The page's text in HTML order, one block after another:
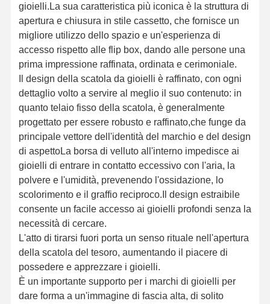
gioielli.La sua caratteristica più iconica è la struttura di
apertura e chiusura in stile cassetto, che fornisce un
migliore utilizzo dello spazio e un'esperienza di
accesso rispetto alle flip box, dando alle persone una
prima impressione raffinata, ordinata e cerimoniale.
Il design della scatola da gioielli è raffinato, con ogni
dettaglio volto a servire al meglio il suo contenuto: in
quanto telaio fisso della scatola, è generalmente
progettato per essere robusto e raffinato,che funge da
principale vettore dell'identità del marchio e del design
di aspettoLa borsa di velluto all'interno impedisce ai
gioielli di entrare in contatto eccessivo con l'aria, la
polvere e l'umidità, prevenendo l'ossidazione, lo
scolorimento e il graffio reciproco.Il design estraibile
consente un facile accesso ai gioielli profondi senza la
necessità di cercare.
L'atto di tirarsi fuori porta un senso rituale nell'apertura
della scatola del tesoro, aumentando il piacere di
possedere e apprezzare i gioielli.
È un importante supporto per i marchi di gioielli per
dare forma a un'immagine di fascia alta, di solito